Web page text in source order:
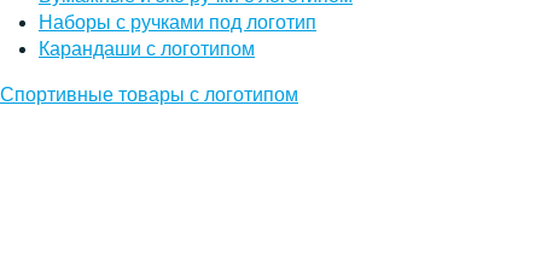
Наборы с ручками под логотип
Карандаши с логотипом
Спортивные товары с логотипом